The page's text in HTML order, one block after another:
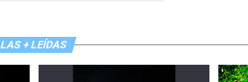
LAS + LEÍDAS